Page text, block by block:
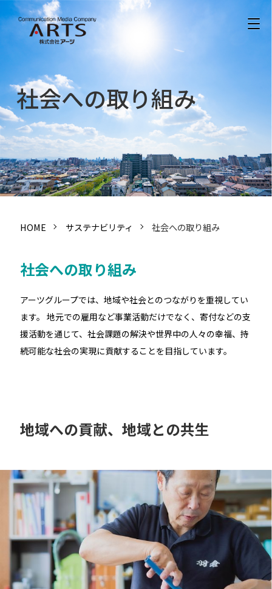
社会への取り組み
HOME サステナビリティ 社会への取り組み
社会への取り組み
アーツグループでは、地域や社会とのつながりを重視してい
ます。 地元での雇用など事業活動だけでなく、寄付などの支
援活動を通じて、社会課題の解決や世界中の人々の幸福、持
続可能な社会の実現に貢献することを目指しています。
地域への貢献、地域との共生